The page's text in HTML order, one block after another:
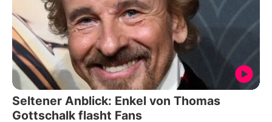
Seltener Anblick: Enkel von Thomas
Gottschalk flasht Fans